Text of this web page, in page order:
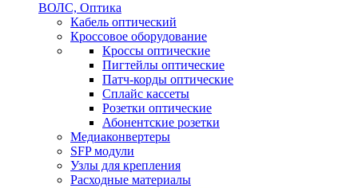
ВОЛС, Оптика
Кабель оптический
Кроссовое оборудование
Кроссы оптические
Пигтейлы оптические
Патч-корды оптические
Сплайс кассеты
Розетки оптические
Абонентские розетки
Медиаконвертеры
SFP модули
Узлы для крепления
Расходные материалы